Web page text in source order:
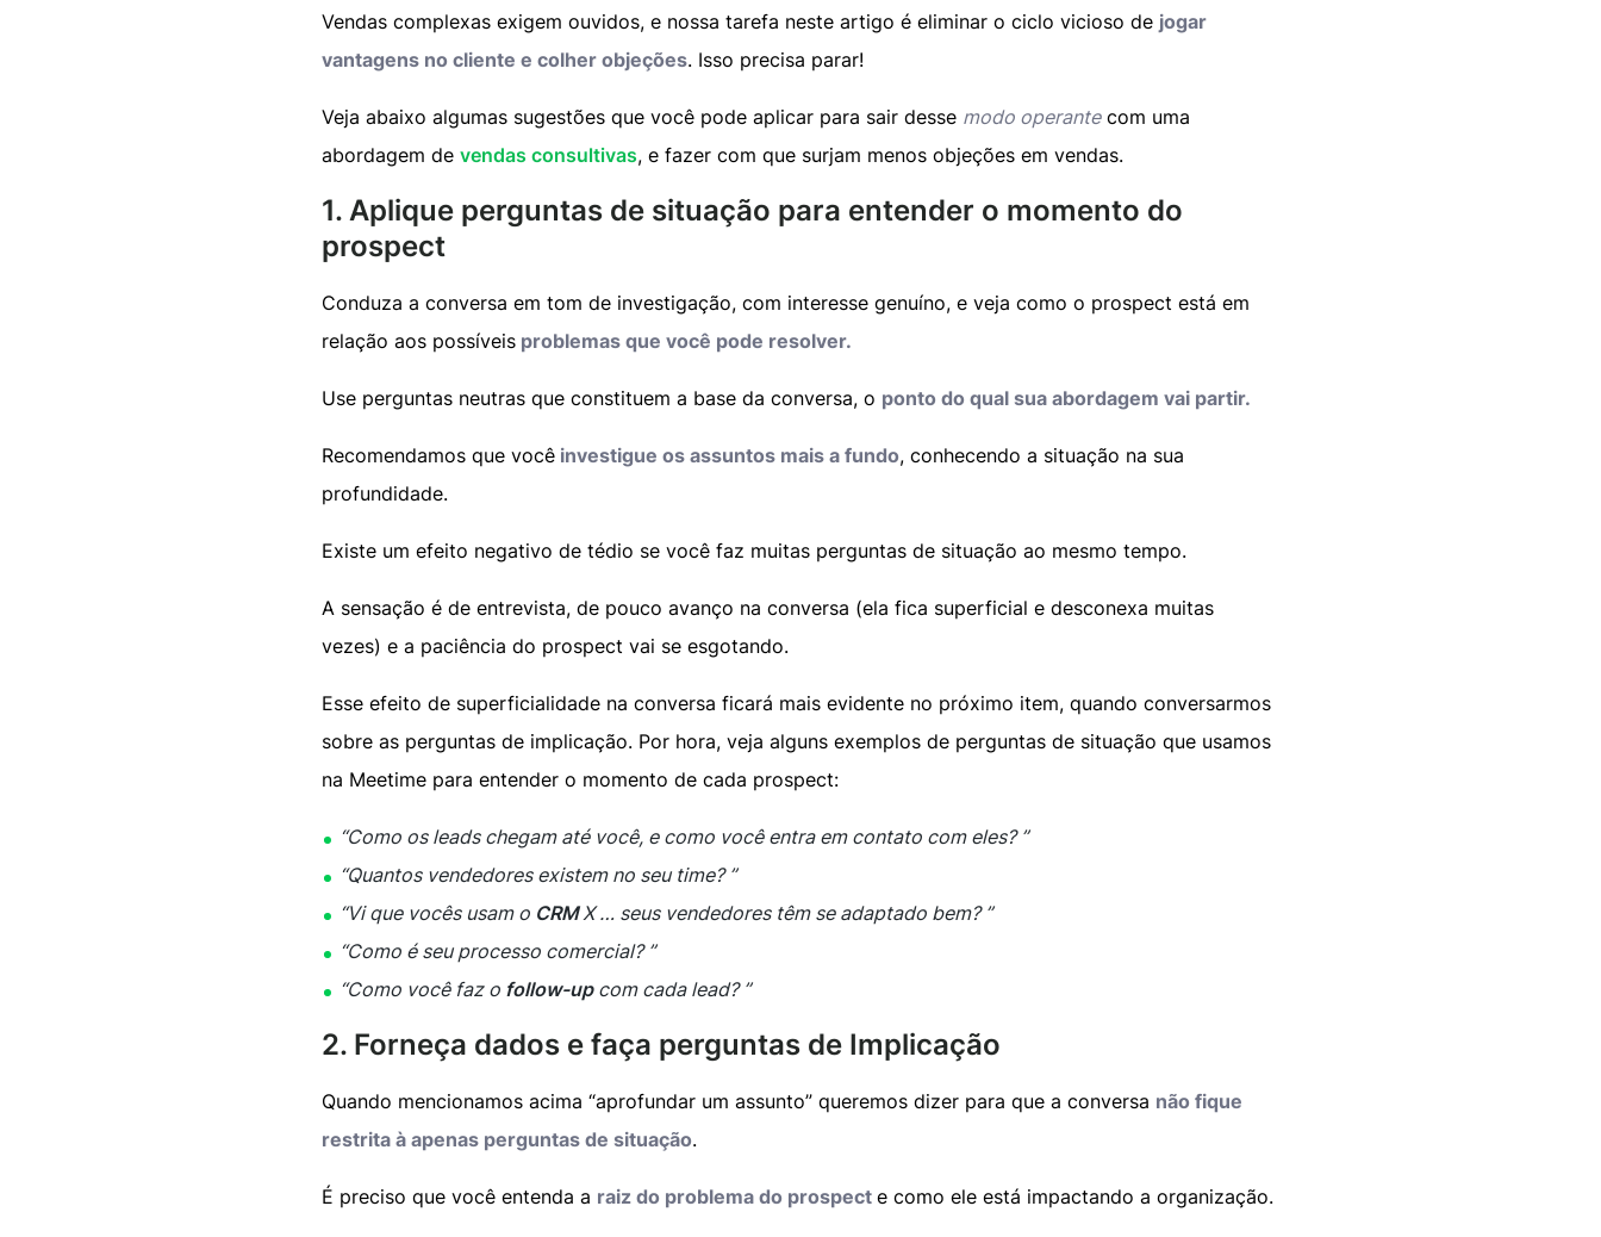
Vendas complexas exigem ouvidos, e nossa tarefa neste artigo é eliminar o ciclo vicioso de jogar
vantagens no cliente e colher objeções. Isso precisa parar!
Veja abaixo algumas sugestões que você pode aplicar para sair desse modo operantecom uma
abordagem de vendas consultivas, e fazer com que surjam menos objeções em vendas.
1. Aplique perguntas de situação para entender o momento do
prospect
Conduza a conversa em tom de investigação, com interesse genuíno, e veja como o prospect está em
relação aos possíveisproblemas que você pode resolver.
Use perguntas neutras que constituem a base da conversa, o ponto do qual sua abordagem vai partir.
Recomendamos que vocêinvestigue os assuntos mais a fundo, conhecendo a situação na sua
profundidade.
Existe um efeito negativo de tédio se você faz muitas perguntas de situação ao mesmo tempo.
A sensação é de entrevista, de pouco avanço na conversa (ela fica superficial e desconexa muitas
vezes) e a paciência do prospect vai se esgotando.
Esse efeito de superficialidade na conversa ficará mais evidente no próximo item, quando conversarmos
sobre as perguntas de implicação. Por hora, veja alguns exemplos de perguntas de situação que usamos
na Meetime para entender o momento de cada prospect:
“Como os leads chegam até você, e como você entra em contato com eles? ”
“Quantos vendedores existem no seu time? ”
“Vi que vocês usam o CRMX … seus vendedores têm se adaptado bem? ”
“Como é seu processo comercial? ”
“Como você faz o follow-upcom cada lead? ”
2. Forneça dados e faça perguntas de Implicação
Quando mencionamos acima “aprofundar um assunto” queremos dizer para que a conversa não fique
restrita à apenas perguntas de situação.
É preciso que você entenda a raiz do problema do prospect e como ele está impactando a organização.